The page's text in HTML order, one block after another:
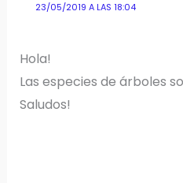
23/05/2019 A LAS 18:04
Hola!
Las especies de árboles
Saludos!